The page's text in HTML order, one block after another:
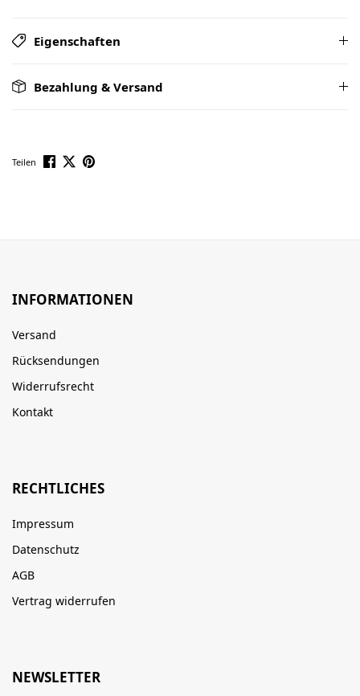
Eigenschaften
Bezahlung & Versand
Teilen
INFORMATIONEN
Versand
Rücksendungen
Widerrufsrecht
Kontakt
RECHTLICHES
Impressum
Datenschutz
AGB
Vertrag widerrufen
NEWSLETTER